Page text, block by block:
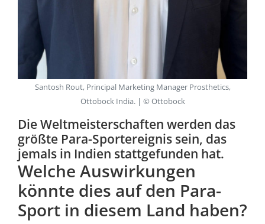
Die Weltmeisterschaften werden das
größte Para-Sportereignis sein, das
jemals in Indien stattgefunden hat.
Welche Auswirkungen
könnte dies auf den Para-
Sport in diesem Land haben?
Santosh Rout, Principal Marketing Manager Prosthetics,
Ottobock India. | © Ottobock